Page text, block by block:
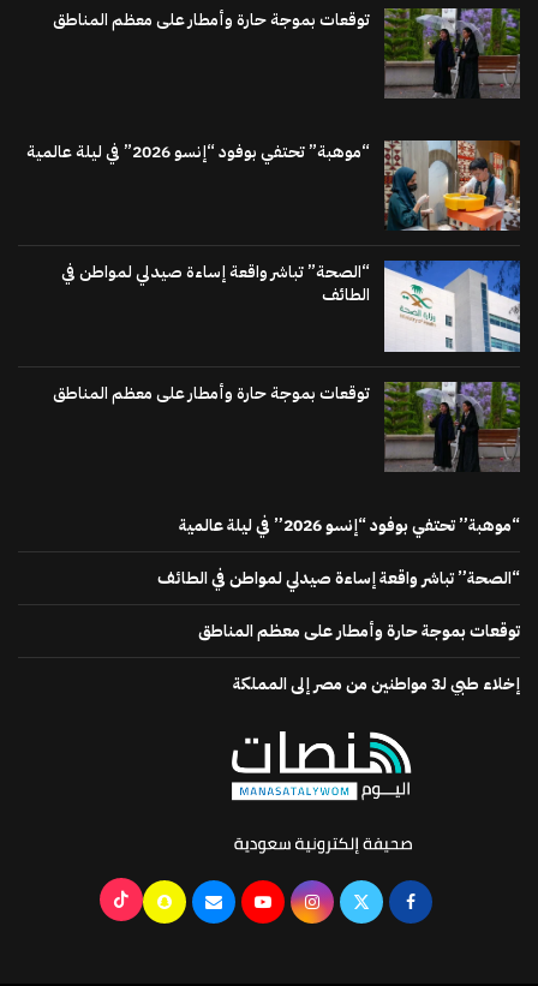
توقعات بموجة حارة وأمطار على معظم المناطق
“موهبة” تحتفي بوفود “إنسو 2026” في ليلة عالمية
“الصحة” تباشر واقعة إساءة صيدلي لمواطن في
الطائف
توقعات بموجة حارة وأمطار على معظم المناطق
“موهبة” تحتفي بوفود “إنسو 2026” في ليلة عالمية
“الصحة” تباشر واقعة إساءة صيدلي لمواطن في الطائف
توقعات بموجة حارة وأمطار على معظم المناطق
إخلاء طبي لـ3 مواطنين من مصر إلى المملكة